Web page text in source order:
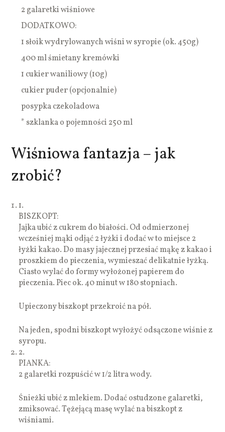
2 galaretki wiśniowe
DODATKOWO:
1 słoik wydrylowanych wiśni w syropie (ok. 450g)
400 ml śmietany kremówki
1 cukier waniliowy (10g)
cukier puder (opcjonalnie)
posypka czekoladowa
* szklanka o pojemności 250 ml
Wiśniowa fantazja – jak
zrobić?
1.
BISZKOPT:
Jajka ubić z cukrem do białości. Od odmierzonej
wcześniej mąki odjąć 2 łyżki i dodać w to miejsce 2
łyżki kakao. Do masy jajecznej przesiać mąkę z kakao i
proszkiem do pieczenia, wymieszać delikatnie łyżką.
Ciasto wylać do formy wyłożonej papierem do
pieczenia. Piec ok. 40 minut w 180 stopniach.
Upieczony biszkopt przekroić na pół.
Na jeden, spodni biszkopt wyłożyć odsączone wiśnie z
syropu.
2.
PIANKA:
2 galaretki rozpuścić w 1/2 litra wody.
Śnieżki ubić z mlekiem. Dodać ostudzone galaretki,
zmiksować. Tężejącą masę wylać na biszkopt z
wiśniami.